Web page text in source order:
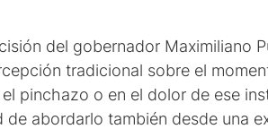
del gobernador Maximiliano
tradicional sobre el
pinchazo o en el dolor de ese
abordarlo también desde una